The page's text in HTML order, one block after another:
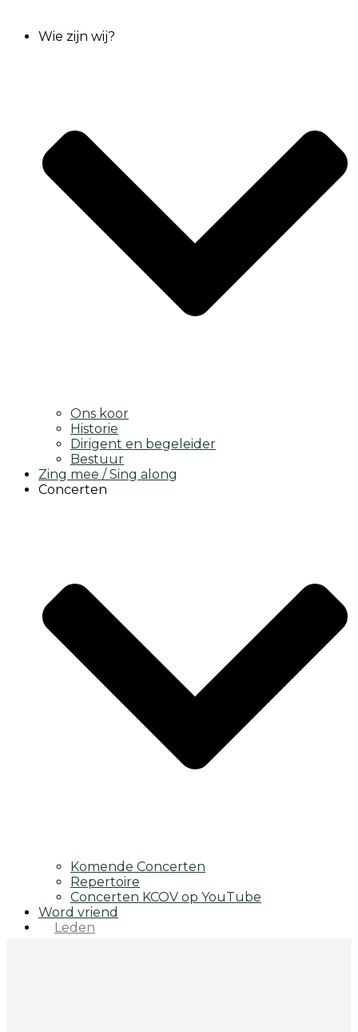
Wie zijn wij?
Ons koor
Historie
Dirigent en begeleider
Bestuur
Zing mee / Sing along
Concerten
Komende Concerten
Repertoire
Concerten KCOV op YouTube
Word vriend
Leden